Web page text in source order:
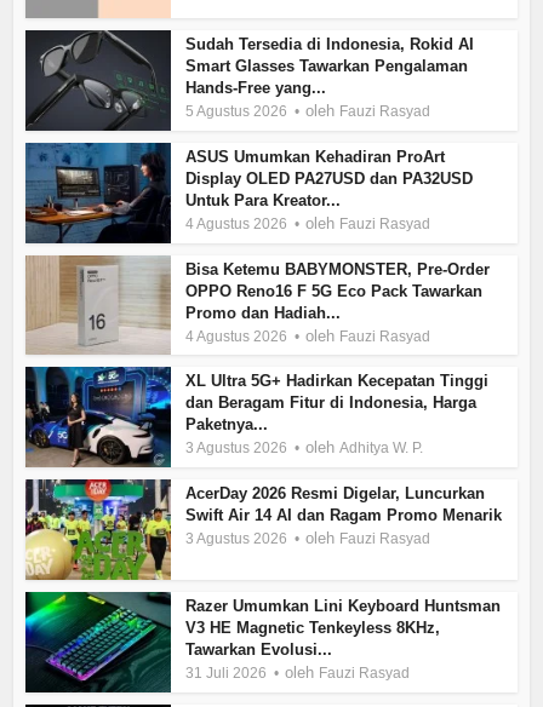
Sudah Tersedia di Indonesia, Rokid AI
Smart Glasses Tawarkan Pengalaman
Hands-Free yang...
5 Agustus 2026 oleh Fauzi Rasyad
ASUS Umumkan Kehadiran ProArt
Display OLED PA27USD dan PA32USD
Untuk Para Kreator...
4 Agustus 2026 oleh Fauzi Rasyad
Bisa Ketemu BABYMONSTER, Pre-Order
OPPO Reno16 F 5G Eco Pack Tawarkan
Promo dan Hadiah...
4 Agustus 2026 oleh Fauzi Rasyad
XL Ultra 5G+ Hadirkan Kecepatan Tinggi
dan Beragam Fitur di Indonesia, Harga
Paketnya...
3 Agustus 2026 olehAdhitya W. P.
AcerDay 2026 Resmi Digelar, Luncurkan
Swift Air 14 AI dan Ragam Promo Menarik
3 Agustus 2026 oleh Fauzi Rasyad
Razer Umumkan Lini Keyboard Huntsman
V3 HE Magnetic Tenkeyless 8KHz,
Tawarkan Evolusi...
31 Juli 2026 oleh Fauzi Rasyad